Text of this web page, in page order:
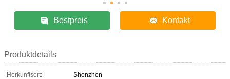
Bestpreis Kontakt
Produktdetails
Herkunftsort:
Shenzhen